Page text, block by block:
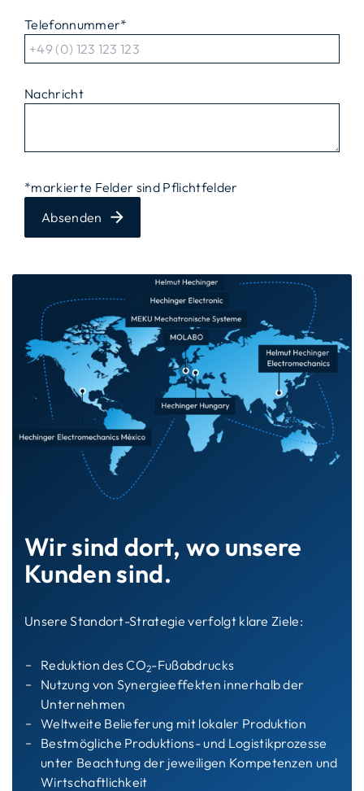
Telefonnummer*
Nachricht
*markierte Felder sind Pflichtfelder
Absenden
Wir sind dort, wo unsere
Kunden sind.
Unsere Standort-Strategie verfolgt klare Ziele:
Reduktion des CO2-Fußabdrucks
Nutzung von Synergieeffekten innerhalb der
Unternehmen
Weltweite Belieferung mit lokaler Produktion
Bestmögliche Produktions- und Logistikprozesse
unter Beachtung der jeweiligen Kompetenzen und
Wirtschaftlichkeit